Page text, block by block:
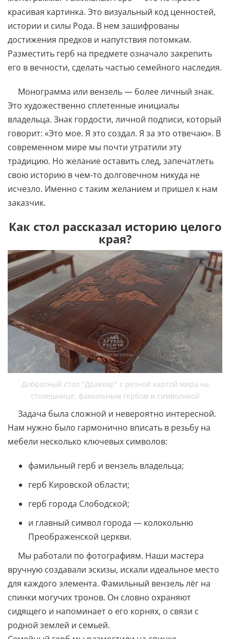
красивая картинка. Это визуальный код ценностей,
истории и силы Рода. В нем зашифрованы
достижения предков и напутствия потомкам.
Разместить герб на предмете означало закрепить
его в вечности, сделать частью семейного наследия.
Монограмма или вензель — более личный знак.
Это художественно сплетенные инициалы
владельца. Знак гордости, личной подписи, который
говорит: «Это мое. Я это создал. Я за это отвечаю». В
современном мире мы почти утратили эту
традицию. Но желание оставить след, запечатлеть
свою историю в чем-то долговечном никуда не
исчезло. Именно с таким желанием и пришел к нам
заказчик.
Как стол рассказал историю целого
края?
Добротный стол "Драккар" с резной картой мира на
столешнице, фамильным гербом и символикой
Задача была сложной и невероятно интересной.
Нам нужно было гармонично вписать в резьбу на
мебели несколько ключевых символов:
фамильный герб и вензель владельца;
герб Кировской области;
герб города Слободской;
и главный символ города — колокольню
Преображенской церкви.
Мы работали по фотографиям. Наши мастера
вручную создавали эскизы, искали идеальное место
для каждого элемента. Фамильный вензель лёг на
спинки могучих тронов. Он словно охраняют
сидящего и напоминает о его корнях, о связи с
родной землей и семьей.